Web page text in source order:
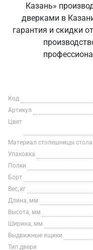
Казань»
дверками в
гарантия и скидки
Код
Артикул
Цвет
Материал столешницы стола
Упаковка
Полки
Борт
Вес, кг
Длина, мм
Высота, мм
Ширина, мм
Выдвижные ящики
Тип двери